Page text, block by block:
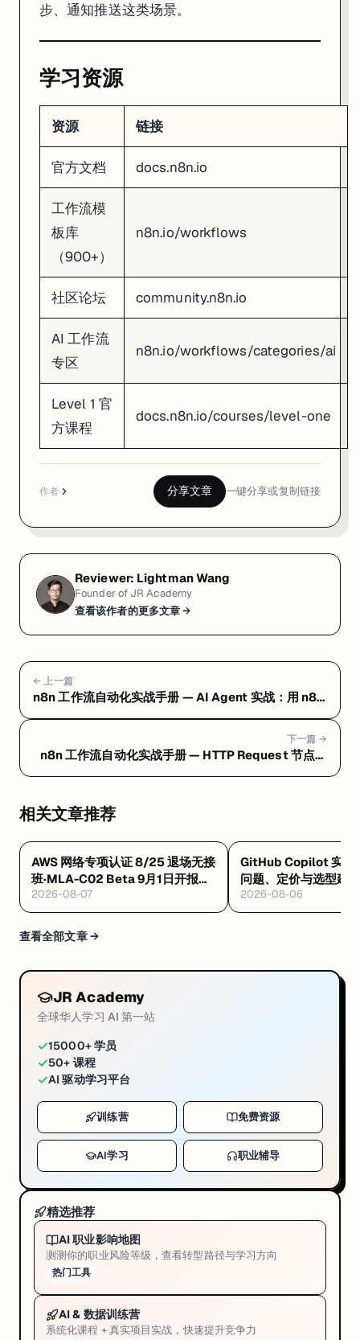
步、通知推送这类场景。
学习资源
资源 链接
官方文档 docs.n8n.io
工作流模
板库
（900+）
n8n.io/workflows
社区论坛 community.n8n.io
AI 工作流
专区
n8n.io/workflows/categories/ai
Level 1 官
方课程
docs.n8n.io/courses/level-one
作者 分享文章 一键分享或复制链接
Reviewer: Lightman Wang
Founder of JR Academy
查看该作者的更多文章 →
← 上一篇
n8n 工作流自动化实战手册 — AI Agent 实战：用 n8n
下一篇 →
n8n 工作流自动化实战手册 — HTTP Request 节点与
相关文章推荐
AWS 网络专项认证 8/25 退场无接
班·MLA-C02 Beta 9月1日开报
$75·GAIL 零基础 $99 稀缺证
2026-08-07
GitHub Copilot 实战
问题、定价与选型建议
2026-08-06
查看全部文章 →
JR Academy
全球华人学习 AI 第一站
✓15000+ 学员
✓50+ 课程
✓AI 驱动学习平台
训练营 免费资源
AI学习 职业辅导
精选推荐
AI 职业影响地图
测测你的职业风险等级，查看转型路径与学习方向
热门工具
AI & 数据训练营
系统化课程 + 真实项目实战，快速提升竞争力